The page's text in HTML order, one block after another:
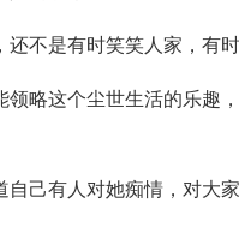
还不是有时笑笑人家，有时
领略这个尘世生活的乐趣
自己有人对她痴情，对大